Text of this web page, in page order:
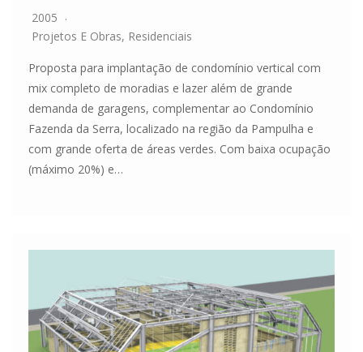
2005
Projetos E Obras, Residenciais
Proposta para implantação de condomínio vertical com
mix completo de moradias e lazer além de grande
demanda de garagens, complementar ao Condomínio
Fazenda da Serra, localizado na região da Pampulha e
com grande oferta de áreas verdes. Com baixa ocupação
(máximo 20%) e…